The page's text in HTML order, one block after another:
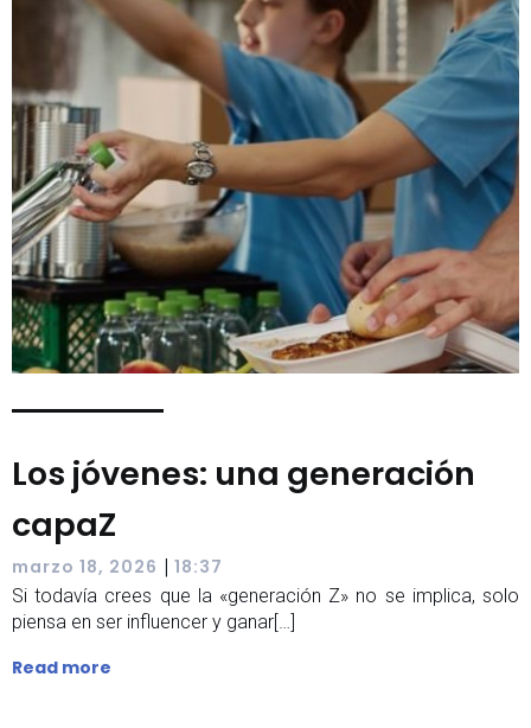
Los jóvenes: una generación
capaZ
marzo 18, 2026 | 18:37
Si todavía crees que la «generación Z» no se implica, solo
piensa en ser influencer y ganar[…]
Read more